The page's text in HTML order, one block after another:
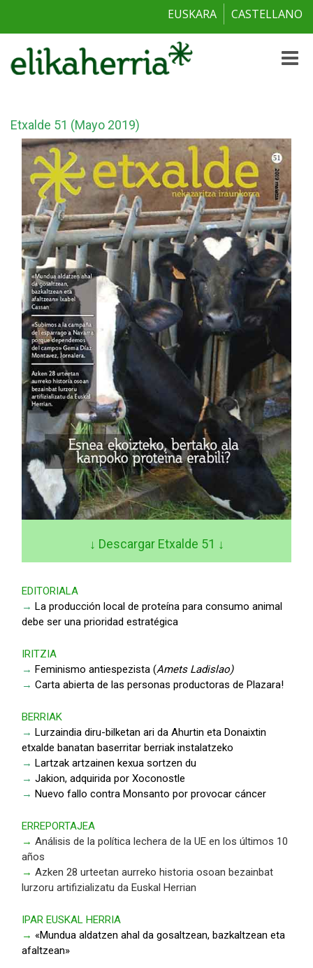
EUSKARA CASTELLANO
Toggle
Etxalde 51 (Mayo 2019)
↓ Descargar Etxalde 51 ↓
EDITORIALA
→ La producción local de proteína para consumo animal
debe ser una prioridad estratégica
IRITZIA
→ Feminismo antiespezista (Amets Ladislao)
→ Carta abierta de las personas productoras de Plazara!
BERRIAK
→ Lurzaindia diru-bilketan ari da Ahurtin eta Donaixtin
etxalde banatan baserritar berriak instalatzeko
→ Lartzak artzainen kexua sortzen du
→ Jakion, adquirida por Xoconostle
→ Nuevo fallo contra Monsanto por provocar cáncer
ERREPORTAJEA
→ Análisis de la política lechera de la UE en los últimos 10
años
→ Azken 28 urteetan aurreko historia osoan bezainbat
lurzoru artifizializatu da Euskal Herrian
IPAR EUSKAL HERRIA
→ «Mundua aldatzen ahal da gosaltzean, bazkaltzean eta
afaltzean»